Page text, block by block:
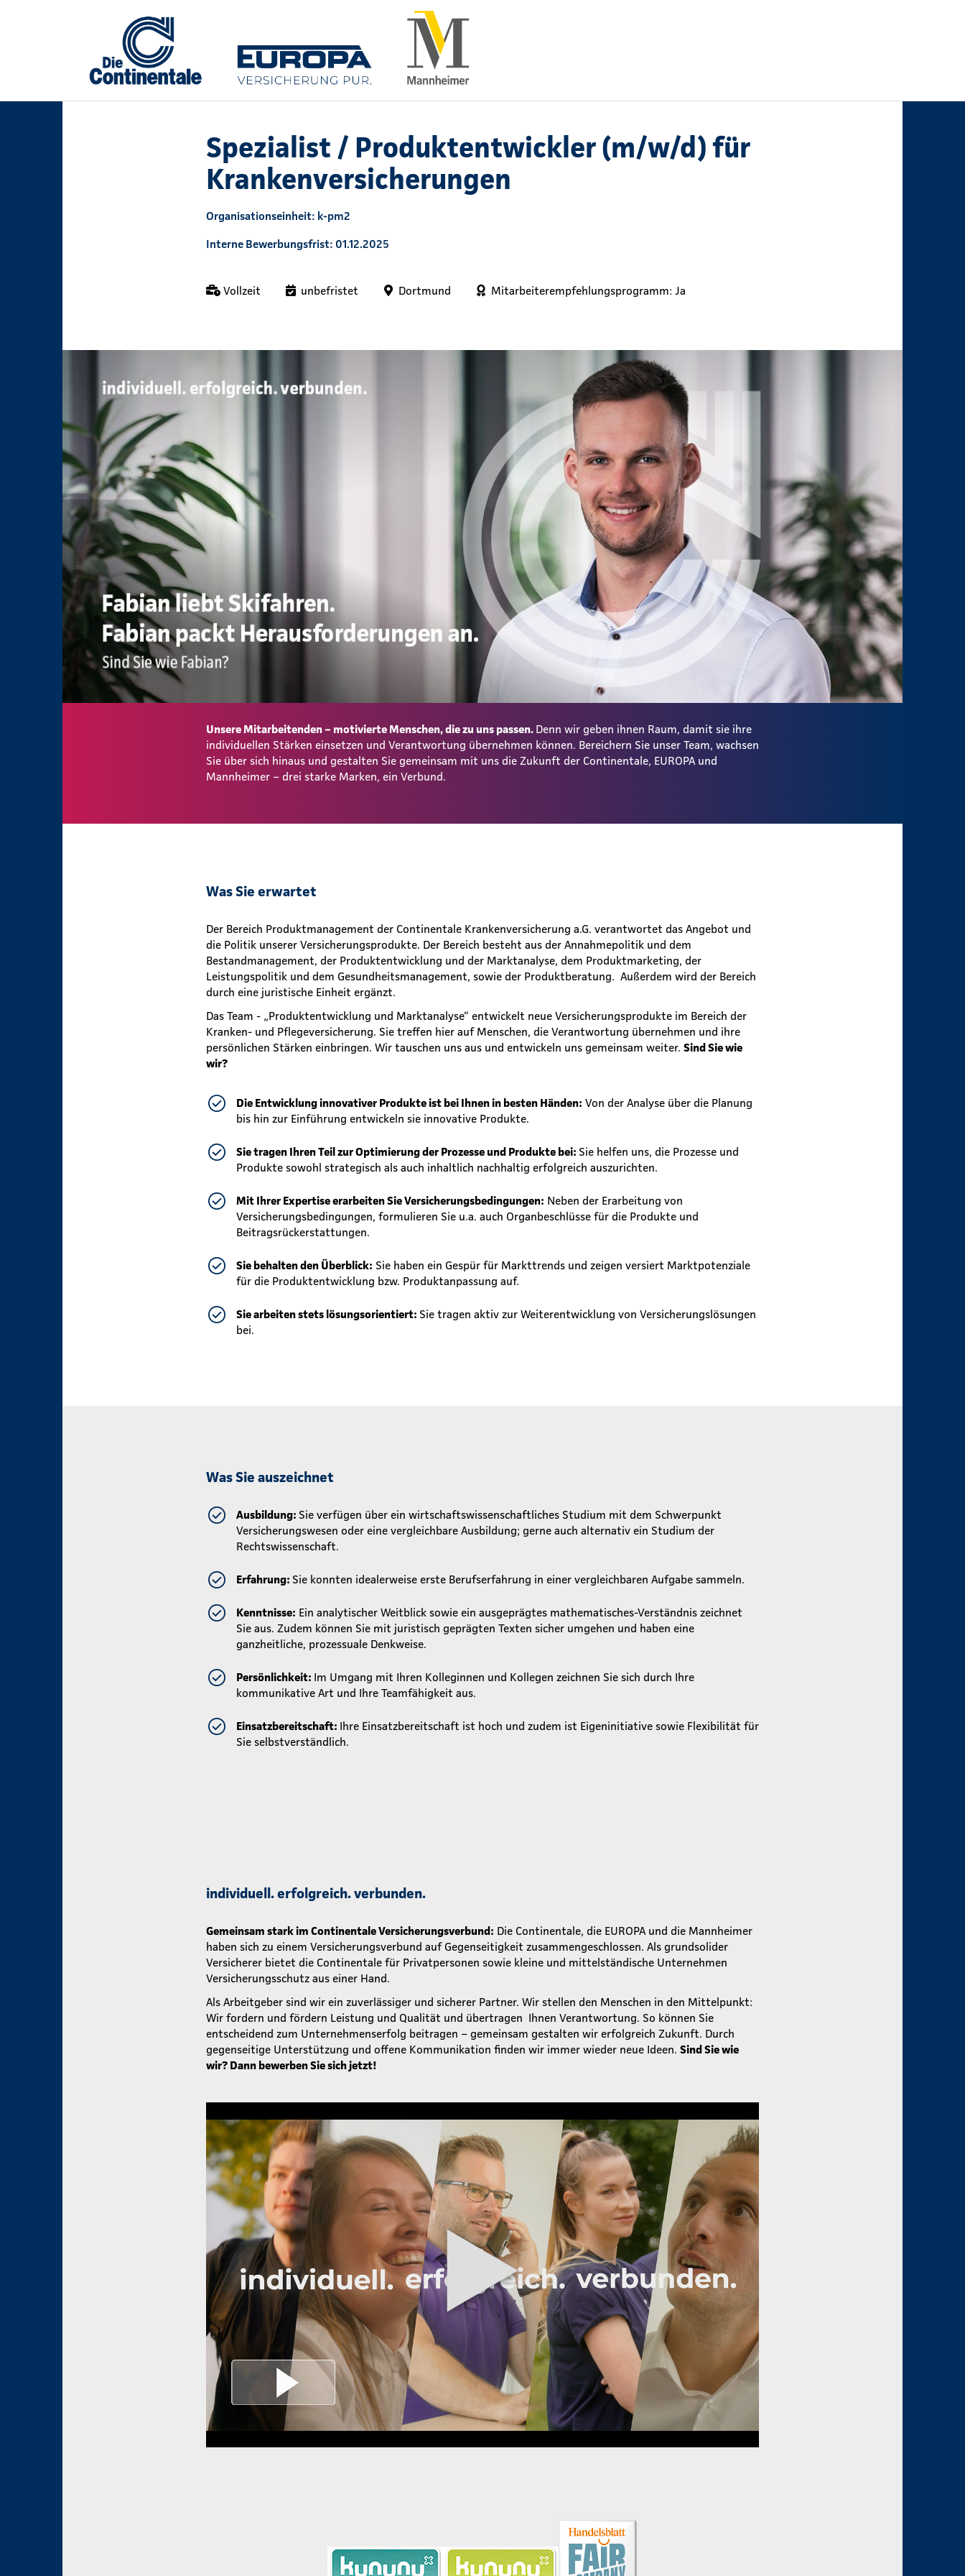
Spezialist / Produktentwickler (m/w/d) für
Krankenversicherungen
Organisationseinheit: k-pm2
Interne Bewerbungsfrist: 01.12.2025
Vollzeit unbefristet Dortmund Mitarbeiterempfehlungsprogramm: Ja
Unsere Mitarbeitenden – motivierte Menschen, die zu uns passen. Denn wir geben ihnen Raum, damit sie ihre
individuellen Stärken einsetzen und Verantwortung übernehmen können. Bereichern Sie unser Team, wachsen
Sie über sich hinaus und gestalten Sie gemeinsam mit uns die Zukunft der Continentale, EUROPA und
Mannheimer – drei starke Marken, ein Verbund.
Was Sie erwartet
Der Bereich Produktmanagement der Continentale Krankenversicherung a.G. verantwortet das Angebot und
die Politik unserer Versicherungsprodukte. Der Bereich besteht aus der Annahmepolitik und dem
Bestandmanagement, der Produktentwicklung und der Marktanalyse, dem Produktmarketing, der
Leistungspolitik und dem Gesundheitsmanagement, sowie der Produktberatung. Außerdem wird der Bereich
durch eine juristische Einheit ergänzt.
Das Team - „Produktentwicklung und Marktanalyse“ entwickelt neue Versicherungsprodukte im Bereich der
Kranken- und Pflegeversicherung. Sie treffen hier auf Menschen, die Verantwortung übernehmen und ihre
persönlichen Stärken einbringen. Wir tauschen uns aus und entwickeln uns gemeinsam weiter. Sind Sie wie
wir?
Die Entwicklung innovativer Produkte ist bei Ihnen in besten Händen: Von der Analyse über die Planung
bis hin zur Einführung entwickeln sie innovative Produkte.
Sie tragen Ihren Teil zur Optimierung der Prozesse und Produkte bei: Sie helfen uns, die Prozesse und
Produkte sowohl strategisch als auch inhaltlich nachhaltig erfolgreich auszurichten.
Mit Ihrer Expertise erarbeiten Sie Versicherungsbedingungen: Neben der Erarbeitung von
Versicherungsbedingungen, formulieren Sie u.a. auch Organbeschlüsse für die Produkte und
Beitragsrückerstattungen.
Sie behalten den Überblick: Sie haben ein Gespür für Markttrends und zeigen versiert Marktpotenziale
für die Produktentwicklung bzw. Produktanpassung auf.
Sie arbeiten stets lösungsorientiert: Sie tragen aktiv zur Weiterentwicklung von Versicherungslösungen
bei.
Was Sie auszeichnet
Ausbildung: Sie verfügen über ein wirtschaftswissenschaftliches Studium mit dem Schwerpunkt
Versicherungswesen oder eine vergleichbare Ausbildung; gerne auch alternativ ein Studium der
Rechtswissenschaft.
Erfahrung: Sie konnten idealerweise erste Berufserfahrung in einer vergleichbaren Aufgabe sammeln.
Kenntnisse: Ein analytischer Weitblick sowie ein ausgeprägtes mathematisches-Verständnis zeichnet
Sie aus. Zudem können Sie mit juristisch geprägten Texten sicher umgehen und haben eine
ganzheitliche, prozessuale Denkweise.
Persönlichkeit: Im Umgang mit Ihren Kolleginnen und Kollegen zeichnen Sie sich durch Ihre
kommunikative Art und Ihre Teamfähigkeit aus.
Einsatzbereitschaft: Ihre Einsatzbereitschaft ist hoch und zudem ist Eigeninitiative sowie Flexibilität für
Sie selbstverständlich.
individuell. erfolgreich. verbunden.
Gemeinsam stark im Continentale Versicherungsverbund: Die Continentale, die EUROPA und die Mannheimer
haben sich zu einem Versicherungsverbund auf Gegenseitigkeit zusammengeschlossen. Als grundsolider
Versicherer bietet die Continentale für Privatpersonen sowie kleine und mittelständische Unternehmen
Versicherungsschutz aus einer Hand.
Als Arbeitgeber sind wir ein zuverlässiger und sicherer Partner. Wir stellen den Menschen in den Mittelpunkt:
Wir fordern und fördern Leistung und Qualität und übertragen Ihnen Verantwortung. So können Sie
entscheidend zum Unternehmenserfolg beitragen – gemeinsam gestalten wir erfolgreich Zukunft. Durch
gegenseitige Unterstützung und offene Kommunikation finden wir immer wieder neue Ideen. Sind Sie wie
wir? Dann bewerben Sie sich jetzt!